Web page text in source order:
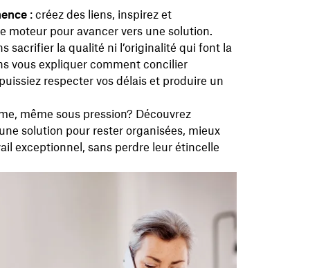
: créez des liens, inspirez et
moteur pour avancer vers une solution.
sacrifier la qualité ni l’originalité qui font la
vous expliquer comment concilier
respecter vos délais et produire un
même sous pression? Découvrez
solution pour rester organisées, mieux
exceptionnel, sans perdre leur étincelle